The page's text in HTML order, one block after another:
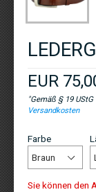
EUR
"Gemäß § 19
Versandkosten
Farbe
Sie können den